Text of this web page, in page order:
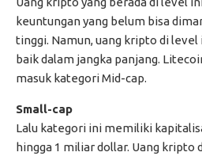
keuntungan yang belum bisa
tinggi. Namun, uang kripto di
baik dalam jangka panjang.
masuk kategori Mid-cap.
Small-cap
Lalu kategori ini memiliki
hingga 1 miliar dollar. Uang kripto